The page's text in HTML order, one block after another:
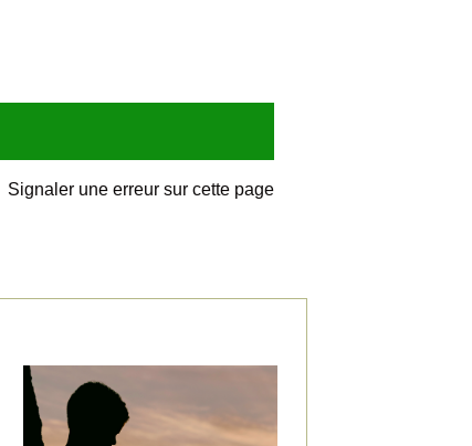
Signaler une erreur sur cette page